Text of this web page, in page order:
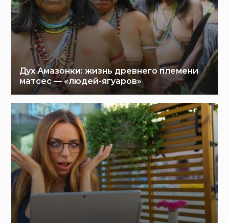
Дух Амазонки: жизнь древнего племени
матсес — «людей-ягуаров»